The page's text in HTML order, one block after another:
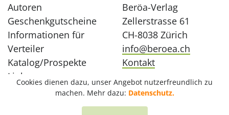
Cookies dienen dazu, unser Angebot nutzerfreundlich zu
machen. Mehr dazu: Datenschutz.
Autoren
Geschenkgutscheine
Informationen für
Verteiler
Katalog/Prospekte
Links
Beröa-Verlag
Zellerstrasse 61
CH-8038 Zürich
info@beroea.ch
Kontakt